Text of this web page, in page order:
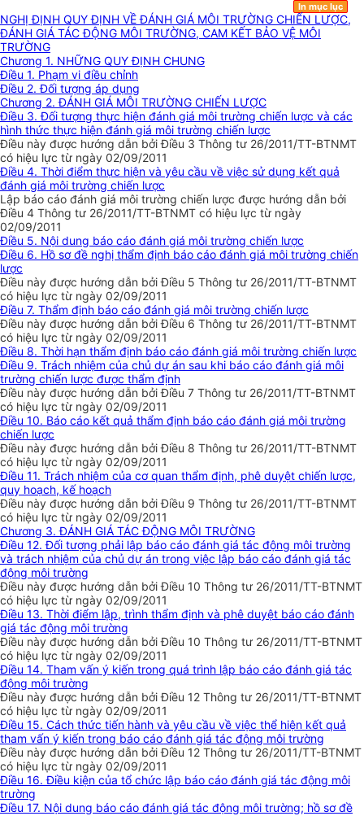
In mục lục
NGHỊ ĐỊNH QUY ĐỊNH VỀ ĐÁNH GIÁ MÔI TRƯỜNG CHIẾN LƯỢC,
ĐÁNH GIÁ TÁC ĐỘNG MÔI TRƯỜNG, CAM KẾT BẢO VỆ MÔI
TRƯỜNG
Chương 1. NHỮNG QUY ĐỊNH CHUNG
Điều 1. Phạm vi điều chỉnh
Điều 2. Đối tượng áp dụng
Chương 2. ĐÁNH GIÁ MÔI TRƯỜNG CHIẾN LƯỢC
Điều 3. Đối tượng thực hiện đánh giá môi trường chiến lược và các
hình thức thực hiện đánh giá môi trường chiến lược
Điều này được hướng dẫn bởi Điều 3 Thông tư 26/2011/TT-BTNMT
có hiệu lực từ ngày 02/09/2011
Điều 4. Thời điểm thực hiện và yêu cầu về việc sử dụng kết quả
đánh giá môi trường chiến lược
Lập báo cáo đánh giá môi trường chiến lược được hướng dẫn bởi
Điều 4 Thông tư 26/2011/TT-BTNMT có hiệu lực từ ngày
02/09/2011
Điều 5. Nội dung báo cáo đánh giá môi trường chiến lược
Điều 6. Hồ sơ đề nghị thẩm định báo cáo đánh giá môi trường chiến
lược
Điều này được hướng dẫn bởi Điều 5 Thông tư 26/2011/TT-BTNMT
có hiệu lực từ ngày 02/09/2011
Điều 7. Thẩm định báo cáo đánh giá môi trường chiến lược
Điều này được hướng dẫn bởi Điều 6 Thông tư 26/2011/TT-BTNMT
có hiệu lực từ ngày 02/09/2011
Điều 8. Thời hạn thẩm định báo cáo đánh giá môi trường chiến lược
Điều 9. Trách nhiệm của chủ dự án sau khi báo cáo đánh giá môi
trường chiến lược được thẩm định
Điều này được hướng dẫn bởi Điều 7 Thông tư 26/2011/TT-BTNMT
có hiệu lực từ ngày 02/09/2011
Điều 10. Báo cáo kết quả thẩm định báo cáo đánh giá môi trường
chiến lược
Điều này được hướng dẫn bởi Điều 8 Thông tư 26/2011/TT-BTNMT
có hiệu lực từ ngày 02/09/2011
Điều 11. Trách nhiệm của cơ quan thẩm định, phê duyệt chiến lược,
quy hoạch, kế hoạch
Điều này được hướng dẫn bởi Điều 9 Thông tư 26/2011/TT-BTNMT
có hiệu lực từ ngày 02/09/2011
Chương 3. ĐÁNH GIÁ TÁC ĐỘNG MÔI TRƯỜNG
Điều 12. Đối tượng phải lập báo cáo đánh giá tác động môi trường
và trách nhiệm của chủ dự án trong việc lập báo cáo đánh giá tác
động môi trường
Điều này được hướng dẫn bởi Điều 10 Thông tư 26/2011/TT-BTNMT
có hiệu lực từ ngày 02/09/2011
Điều 13. Thời điểm lập, trình thẩm định và phê duyệt báo cáo đánh
giá tác động môi trường
Điều này được hướng dẫn bởi Điều 10 Thông tư 26/2011/TT-BTNMT
có hiệu lực từ ngày 02/09/2011
Điều 14. Tham vấn ý kiến trong quá trình lập báo cáo đánh giá tác
động môi trường
Điều này được hướng dẫn bởi Điều 12 Thông tư 26/2011/TT-BTNMT
có hiệu lực từ ngày 02/09/2011
Điều 15. Cách thức tiến hành và yêu cầu về việc thể hiện kết quả
tham vấn ý kiến trong báo cáo đánh giá tác động môi trường
Điều này được hướng dẫn bởi Điều 12 Thông tư 26/2011/TT-BTNMT
có hiệu lực từ ngày 02/09/2011
Điều 16. Điều kiện của tổ chức lập báo cáo đánh giá tác động môi
trường
Điều 17. Nội dung báo cáo đánh giá tác động môi trường; hồ sơ đề